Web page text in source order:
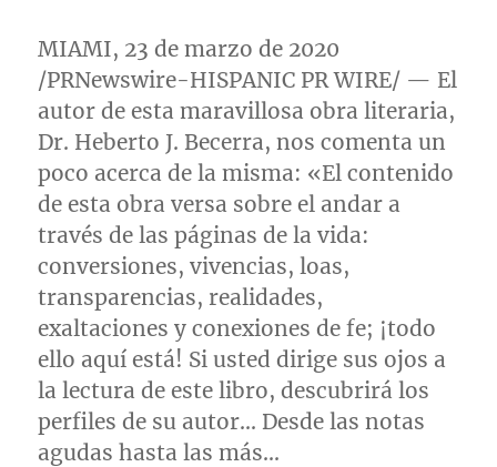
MIAMI, 23 de marzo de 2020
/PRNewswire-HISPANIC PR WIRE/ — El
autor de esta maravillosa obra literaria,
Dr. Heberto J. Becerra, nos comenta un
poco acerca de la misma: «El contenido
de esta obra versa sobre el andar a
través de las páginas de la vida:
conversiones, vivencias, loas,
transparencias, realidades,
exaltaciones y conexiones de fe; ¡todo
ello aquí está! Si usted dirige sus ojos a
la lectura de este libro, descubrirá los
perfiles de su autor… Desde las notas
agudas hasta las más…